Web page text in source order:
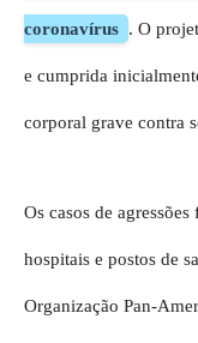
coronavírus . O
e cumprida
corporal grave contra
Os casos de
hospitais e postos de
Organização Pan-